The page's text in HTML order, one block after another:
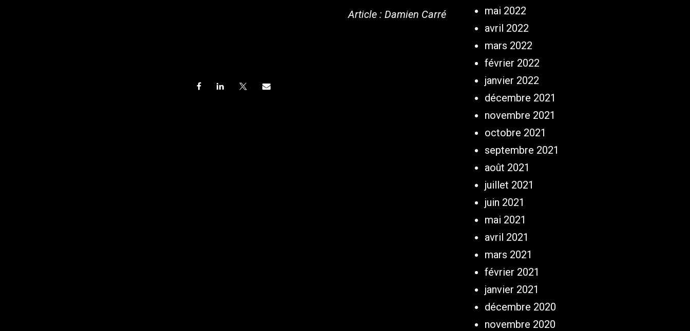
Article : Damien Carré
mai 2022
avril 2022
mars 2022
février 2022
janvier 2022
décembre 2021
novembre 2021
octobre 2021
septembre 2021
août 2021
juillet 2021
juin 2021
mai 2021
avril 2021
mars 2021
février 2021
janvier 2021
décembre 2020
novembre 2020